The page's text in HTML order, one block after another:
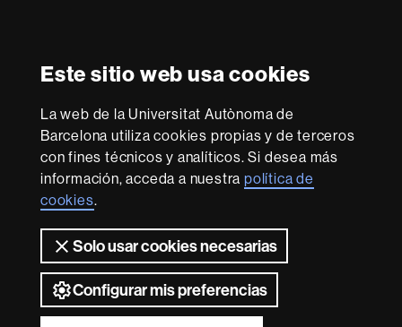
Este sitio web usa cookies
La web de la Universitat Autònoma de
Barcelona utiliza cookies propias y de terceros
con fines técnicos y analíticos. Si desea más
información, acceda a nuestrapolítica de
cookies.
Solo usar cookies necesarias
Configurar mis preferencias
Excellence
Research
-
Euraxess
Con la financiación de
Sobre
esta
web Aviso legal Protección de datos
web Accesibilidad web Mapa del web UAB
2026 Universitat Autònoma de Barcelona